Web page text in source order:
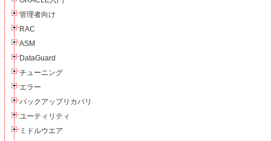
管理者向け
RAC
ASM
DataGuard
チューニング
エラー
バックアップリカバリ
ユーティリティ
ミドルウエア